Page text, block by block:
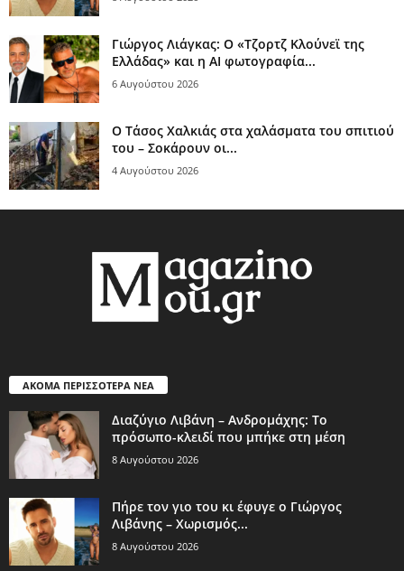
Γιώργος Λιάγκας: Ο «Τζορτζ Κλούνεϊ της
Ελλάδας» και η AI φωτογραφία...
6 Αυγούστου 2026
Ο Τάσος Χαλκιάς στα χαλάσματα του σπιτιού
του – Σοκάρουν οι...
4 Αυγούστου 2026
ΑΚΟΜΑ ΠΕΡΙΣΣΟΤΕΡΑ ΝΕΑ
Διαζύγιο Λιβάνη – Ανδρομάχης: Το
πρόσωπο-κλειδί που μπήκε στη μέση
8 Αυγούστου 2026
Πήρε τον γιο του κι έφυγε ο Γιώργος
Λιβάνης – Χωρισμός...
8 Αυγούστου 2026